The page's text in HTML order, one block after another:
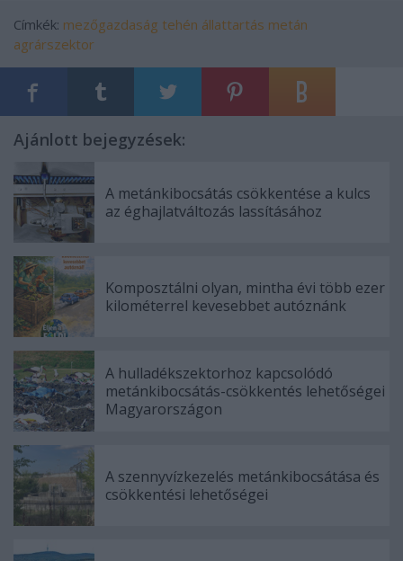
Címkék: mezőgazdaság tehén állattartás metán
agrárszektor
Ajánlott bejegyzések:
A metánkibocsátás csökkentése a kulcs
az éghajlatváltozás lassításához
Komposztálni olyan, mintha évi több ezer
kilométerrel kevesebbet autóznánk
A hulladékszektorhoz kapcsolódó
metánkibocsátás-csökkentés lehetőségei
Magyarországon
A szennyvízkezelés metánkibocsátása és
csökkentési lehetőségei